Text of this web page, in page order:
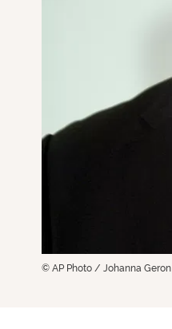
© AP Photo / Johanna Geron